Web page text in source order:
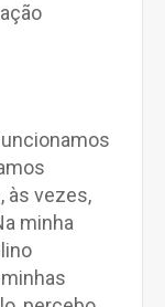
às vezes,
minha